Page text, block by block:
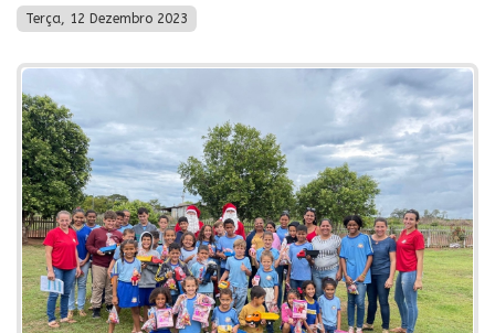
Terça, 12 Dezembro 2023